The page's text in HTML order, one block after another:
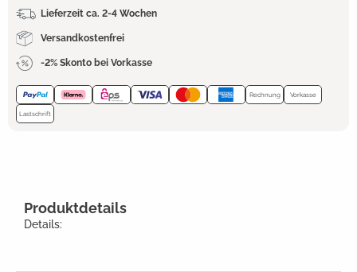
Lieferzeit ca. 2-4 Wochen
Versandkostenfrei
-2% Skonto bei Vorkasse
Rechnung Vorkasse
Lastschrift
Produktdetails
Details: